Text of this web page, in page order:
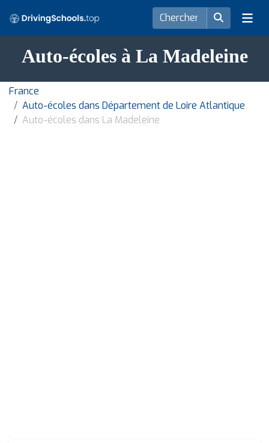
Auto-écoles à La Madeleine
France
Auto-écoles dans Département de Loire Atlantique
Auto-écoles dans La Madeleine